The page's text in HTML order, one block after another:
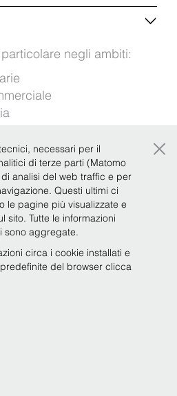
negli ambiti:
accademica
necessari per il
di terze parti (Matomo
analisi del web traffic e per
Questi ultimi ci
le pagine più visualizzate e
sito. Tutte le informazioni
sono aggregate.
circa i cookie installati e
del browser clicca
×